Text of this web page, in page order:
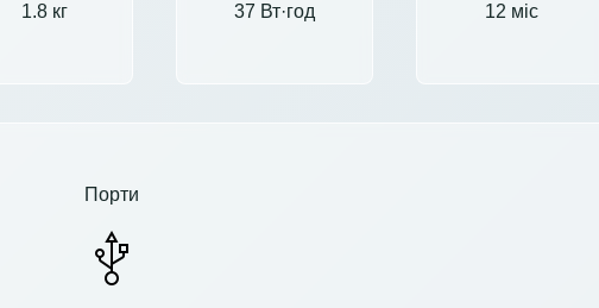
1.8 кг 37 Вт·год 12 міс
Порти